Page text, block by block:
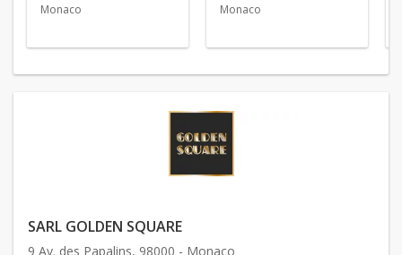
Monaco Monaco
SARL GOLDEN SQUARE
9 Av. des Papalins, 98000 - Monaco